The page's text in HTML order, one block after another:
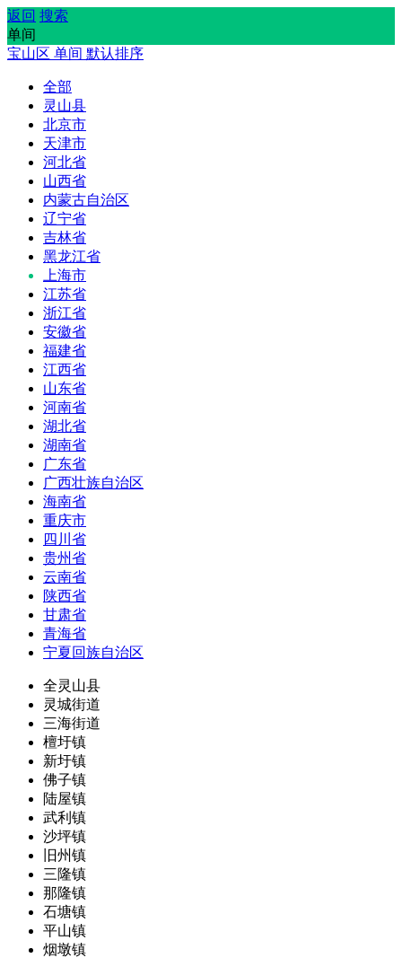
返回 搜索
单间
宝山区 单间 默认排序
全部
灵山县
北京市
天津市
河北省
山西省
内蒙古自治区
辽宁省
吉林省
黑龙江省
上海市
江苏省
浙江省
安徽省
福建省
江西省
山东省
河南省
湖北省
湖南省
广东省
广西壮族自治区
海南省
重庆市
四川省
贵州省
云南省
陕西省
甘肃省
青海省
宁夏回族自治区
全灵山县
灵城街道
三海街道
檀圩镇
新圩镇
佛子镇
陆屋镇
武利镇
沙坪镇
旧州镇
三隆镇
那隆镇
石塘镇
平山镇
烟墩镇